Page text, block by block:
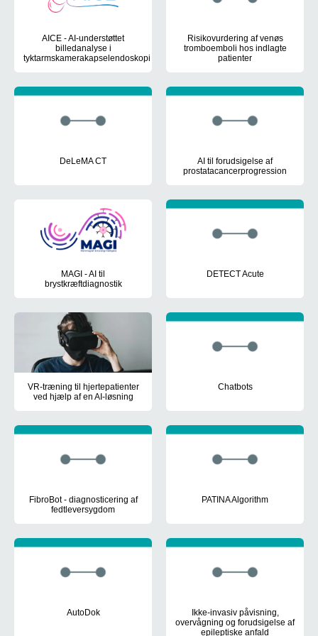
AICE - AI-understøttet
billedanalyse i
tyktarmskamerakapselendoskopi
Risikovurdering af venøs
tromboemboli hos indlagte
patienter
DeLeMA CT
Denne eksperimentelle fantomundersøgelse havde til formål at
AI til forudsigelse af
prostatacancerprogression
MAGI - AI til
brystkræftdiagnostik
DETECT Acute
VR-træning til hjertepatienter
ved hjælp af en AI-løsning
Chatbots
FibroBot - diagnosticering af
fedtleversygdom
PATINA Algorithm
AutoDok
Udvidelse af systemet Patient Deterioration Warning System
Ikke-invasiv påvisning,
overvågning og forudsigelse af
epileptiske anfald